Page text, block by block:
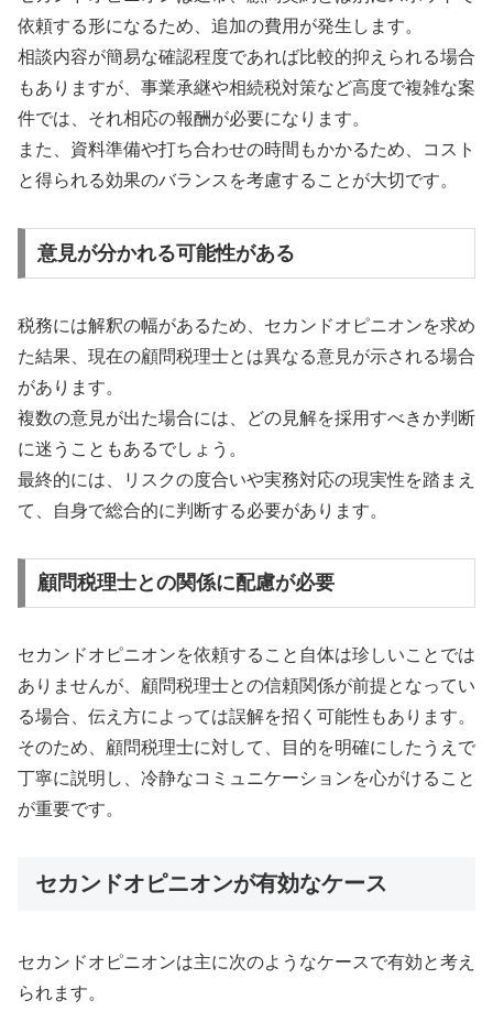
依頼する形になるため、追加の費用が発生します。
相談内容が簡易な確認程度であれば比較的抑えられる場合
もありますが、事業承継や相続税対策など高度で複雑な案
件では、それ相応の報酬が必要になります。
また、資料準備や打ち合わせの時間もかかるため、コスト
と得られる効果のバランスを考慮することが大切です。
意見が分かれる可能性がある
税務には解釈の幅があるため、セカンドオピニオンを求め
た結果、現在の顧問税理士とは異なる意見が示される場合
があります。
複数の意見が出た場合には、どの見解を採用すべきか判断
に迷うこともあるでしょう。
最終的には、リスクの度合いや実務対応の現実性を踏まえ
て、自身で総合的に判断する必要があります。
顧問税理士との関係に配慮が必要
セカンドオピニオンを依頼すること自体は珍しいことでは
ありませんが、顧問税理士との信頼関係が前提となってい
る場合、伝え方によっては誤解を招く可能性もあります。
そのため、顧問税理士に対して、目的を明確にしたうえで
丁寧に説明し、冷静なコミュニケーションを心がけること
が重要です。
セカンドオピニオンが有効なケース
セカンドオピニオンは主に次のようなケースで有効と考え
られます。